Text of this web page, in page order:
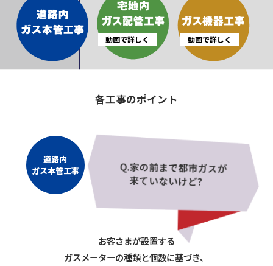
動画で詳しく 動画で詳しく
各工事のポイント
道路内
ガス本管工事
Q.家の前まで都市ガスが
来ていないけど?
お客さまが設置する
ガスメーターの種類と個数に基づき、